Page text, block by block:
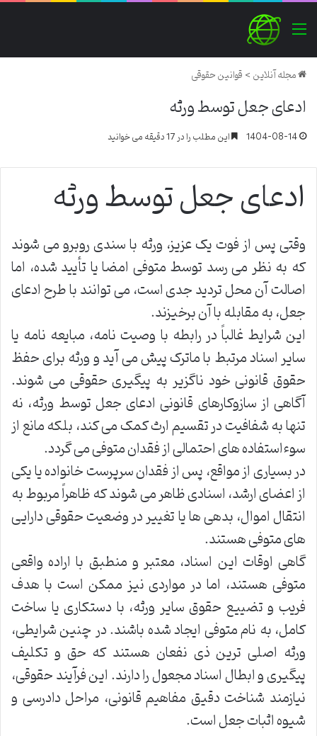
منو
مجله آنلاین>قوانین حقوقی
ادعای جعل توسط ورثه
1404-08-14 این مطلب را در 17 دقیقه می خوانید
ادعای جعل توسط ورثه
وقتی پس از فوت یک عزیز، ورثه با سندی روبرو می شوند
که به نظر می رسد توسط متوفی امضا یا تأیید شده، اما
اصالت آن محل تردید جدی است، می توانند با طرح ادعای
جعل، به مقابله با آن برخیزند.
این شرایط غالباً در رابطه با وصیت نامه، مبایعه نامه یا
سایر اسناد مرتبط با ماترک پیش می آید و ورثه برای حفظ
حقوق قانونی خود ناگزیر به پیگیری حقوقی می شوند.
آگاهی از سازوکارهای قانونی ادعای جعل توسط ورثه، نه
تنها به شفافیت در تقسیم ارث کمک می کند، بلکه مانع از
سوءاستفاده های احتمالی از فقدان متوفی می گردد.
در بسیاری از مواقع، پس از فقدان سرپرست خانواده یا یکی
از اعضای ارشد، اسنادی ظاهر می شوند که ظاهراً مربوط به
انتقال اموال، بدهی ها یا تغییر در وضعیت حقوقی دارایی
های متوفی هستند.
گاهی اوقات این اسناد، معتبر و منطبق با اراده واقعی
متوفی هستند، اما در مواردی نیز ممکن است با هدف
فریب و تضییع حقوق سایر ورثه، با دستکاری یا ساخت
کامل، به نام متوفی ایجاد شده باشند. در چنین شرایطی،
ورثه اصلی ترین ذی نفعان هستند که حق و تکلیف
پیگیری و ابطال اسناد مجعول را دارند. این فرآیند حقوقی،
نیازمند شناخت دقیق مفاهیم قانونی، مراحل دادرسی و
شیوه اثبات جعل است.